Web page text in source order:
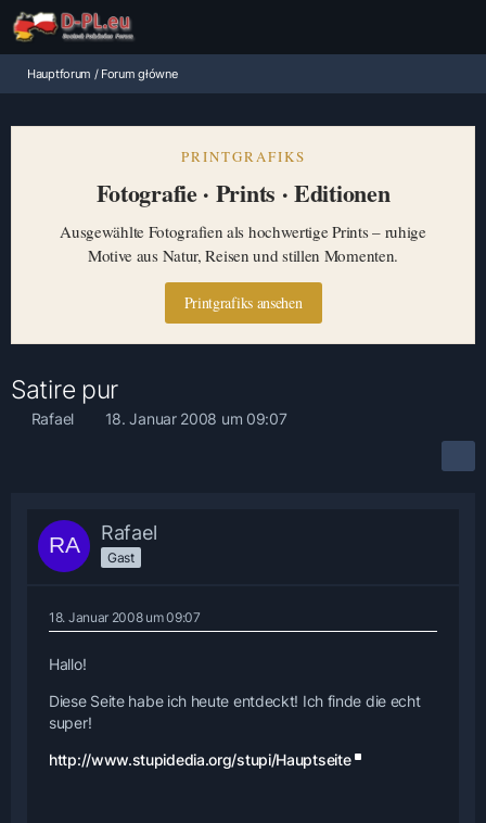
Hauptforum / Forum główne
PRINTGRAFIKS
Fotografie · Prints · Editionen
Ausgewählte Fotografien als hochwertige Prints – ruhige
Motive aus Natur, Reisen und stillen Momenten.
Printgrafiks ansehen
Satire pur
Rafael 18. Januar 2008 um 09:07
Rafael
Gast
18. Januar 2008 um 09:07
Hallo!
Diese Seite habe ich heute entdeckt! Ich finde die echt
super!
http://www.stupidedia.org/stupi/Hauptseite